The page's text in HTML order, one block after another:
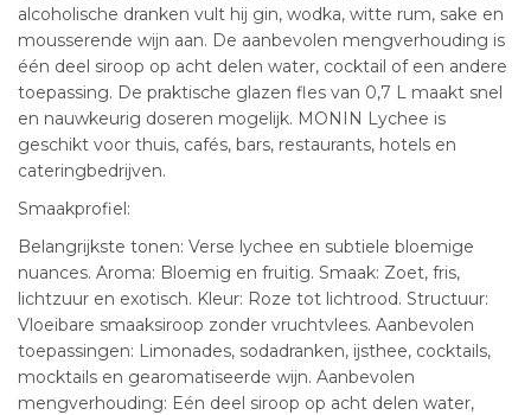
alcoholische dranken vult hij gin, wodka, witte rum, sake en
mousserende wijn aan. De aanbevolen mengverhouding is
één deel siroop op acht delen water, cocktail of een andere
toepassing. De praktische glazen fles van 0,7 L maakt snel
en nauwkeurig doseren mogelijk. MONIN Lychee is
geschikt voor thuis, cafés, bars, restaurants, hotels en
cateringbedrijven.
Smaakprofiel:
Belangrijkste tonen: Verse lychee en subtiele bloemige
nuances. Aroma: Bloemig en fruitig. Smaak: Zoet, fris,
lichtzuur en exotisch. Kleur: Roze tot lichtrood. Structuur:
Vloeibare smaaksiroop zonder vruchtvlees. Aanbevolen
toepassingen: Limonades, sodadranken, ijsthee, cocktails,
mocktails en gearomatiseerde wijn. Aanbevolen
mengverhouding: Eén deel siroop op acht delen water,